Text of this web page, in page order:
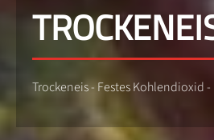
Trockeneis - Festes Kohlendioxid